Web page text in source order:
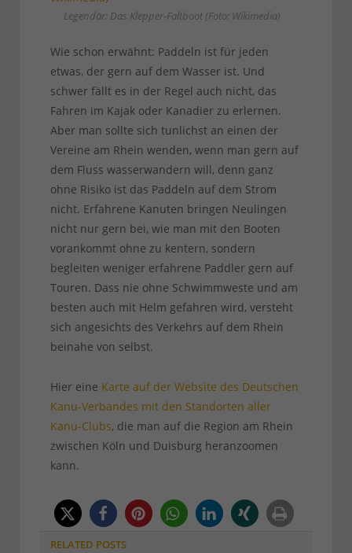
Legendär: Das Klepper-Faltboot (Foto: Wikimedia)
Wie schon erwähnt: Paddeln ist für jeden
etwas, der gern auf dem Wasser ist. Und
schwer fällt es in der Regel auch nicht, das
Fahren im Kajak oder Kanadier zu erlernen.
Aber man sollte sich tunlichst an einen der
Vereine am Rhein wenden, wenn man gern auf
dem Fluss wasserwandern will, denn ganz
ohne Risiko ist das Paddeln auf dem Strom
nicht. Erfahrene Kanuten bringen Neulingen
nicht nur gern bei, wie man mit den Booten
vorankommt ohne zu kentern, sondern
begleiten weniger erfahrene Paddler gern auf
Touren. Dass nie ohne Schwimmweste und am
besten auch mit Helm gefahren wird, versteht
sich angesichts des Verkehrs auf dem Rhein
beinahe von selbst.
Hier eine Karte auf der Website des Deutschen
Kanu-Verbandes mit den Standorten aller
Kanu-Clubs, die man auf die Region am Rhein
zwischen Köln und Duisburg heranzoomen
kann.
RELATED POSTS